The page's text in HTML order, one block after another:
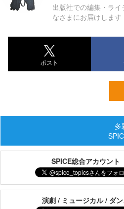
出版社での編集・ラ
なさまにお届けします
ポスト
多
SPICE総合アカウント
演劇 / ミュージカル / ダ